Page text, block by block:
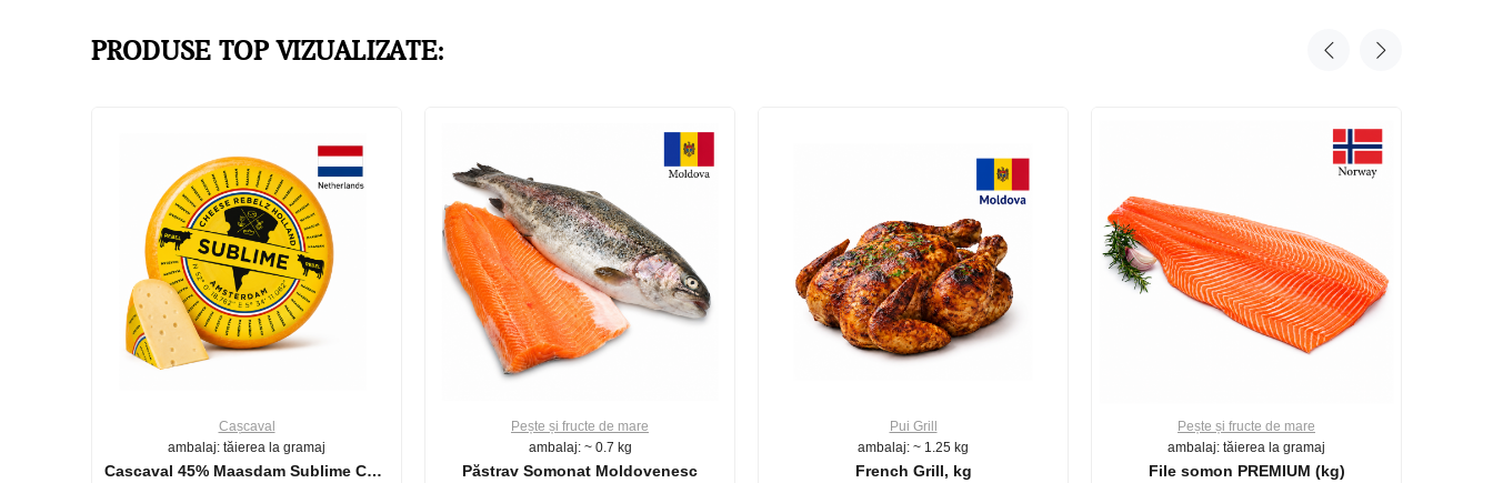
PRODUSE TOP VIZUALIZATE:
Cașcaval
ambalaj: tăierea la gramaj
Cascaval 45% Maasdam Sublime Cow
Pește și fructe de mare
ambalaj: ~ 0.7 kg
Păstrav Somonat Moldovenesc
Pui Grill
ambalaj: ~ 1.25 kg
French Grill, kg
Pește și fructe de mare
ambalaj: tăierea la gramaj
File somon PREMIUM (kg)